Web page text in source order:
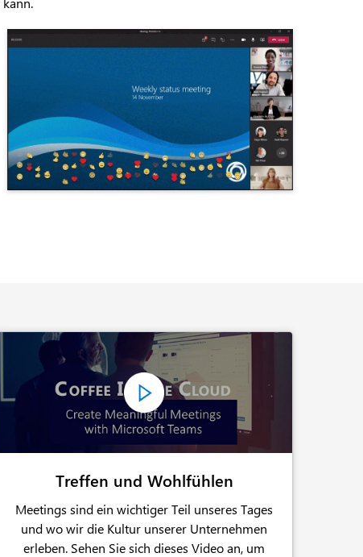
Treffen und Wohlfühlen
Meetings sind ein wichtiger Teil unseres Tages
und wo wir die Kultur unserer Unternehmen
erleben. Sehen Sie sich dieses Video an, um